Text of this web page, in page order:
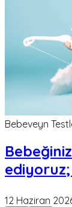
Bebeveyn
ediyoruz;
12 Haziran